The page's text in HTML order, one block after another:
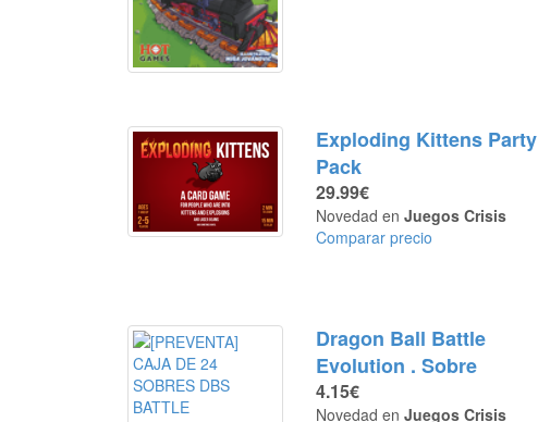
Exploding Kittens Party
Pack
29.99€
Novedad enJuegos Crisis
Comparar precio
Dragon Ball Battle
Evolution . Sobre
4.15€
Novedad enJuegos Crisis